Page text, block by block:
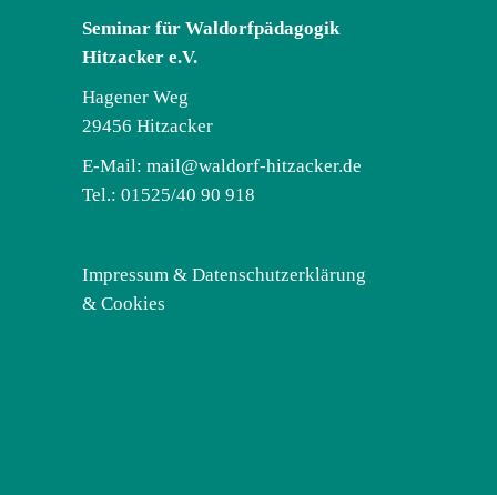
Seminar für Waldorfpädagogik
Hitzacker e.V.
Hagener Weg
29456 Hitzacker
E-Mail: mail@waldorf-hitzacker.de
Tel.: 01525/40 90 918
Impressum & Datenschutzerklärung
& Cookies